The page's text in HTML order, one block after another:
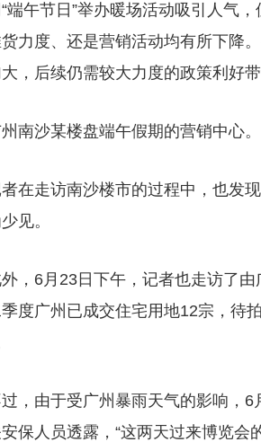
端午节日”举办暖场活动吸引人气
力度、还是营销活动均有所下降
，后续仍需较大力度的政策利好带
州南沙某楼盘端午假期的营销中心
在走访南沙楼市的过程中，也发
见。
，6月23日下午，记者也走访了
度广州已成交住宅用地12宗，待
，由于受广州暴雨天气的影响，
保人员透露，“这两天过来博览